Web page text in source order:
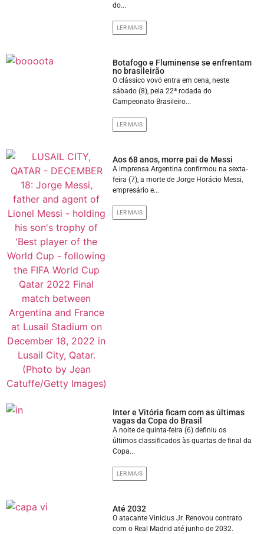
do...
LER MAIS
Botafogo e Fluminense se enfrentam
no brasileirão
O clássico vovó entra em cena, neste
sábado (8), pela 22ª rodada do
Campeonato Brasileiro...
LER MAIS
Aos 68 anos, morre pai de Messi
A imprensa Argentina confirmou na sexta-
feira (7), a morte de Jorge Horácio Messi,
empresário e...
LER MAIS
Inter e Vitória ficam com as últimas
vagas da Copa do Brasil
A noite de quinta-feira (6) definiu os
últimos classificados às quartas de final da
Copa...
LER MAIS
Até 2032
O atacante Vinicius Jr. Renovou contrato
com o Real Madrid até junho de 2032.